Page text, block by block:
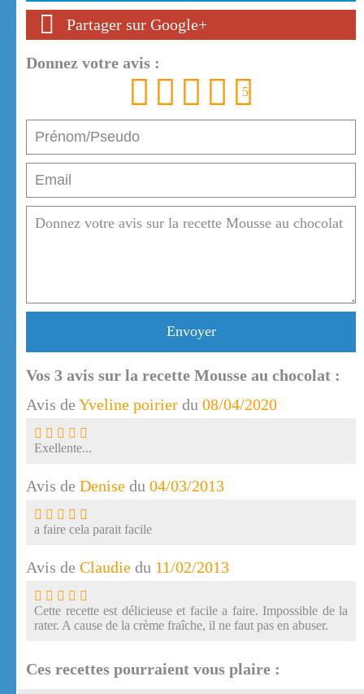
Partager sur Google+
Donnez votre avis :
5
Envoyer
Vos 3 avis sur la recette Mousse au chocolat :
Avis de Yveline poirier du 08/04/2020
Exellente...
Avis de Denise du 04/03/2013
a faire cela parait facile
Avis de Claudie du 11/02/2013
Cette recette est délicieuse et facile a faire. Impossible de la
rater. A cause de la crème fraîche, il ne faut pas en abuser.
Ces recettes pourraient vous plaire :